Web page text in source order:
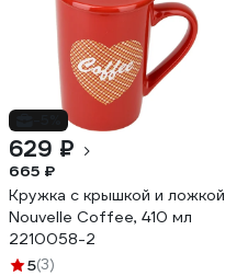
629 ₽
665 ₽
Кружка с крышкой и ложкой
Nouvelle Coffee, 410 мл
2210058-2
5(3)